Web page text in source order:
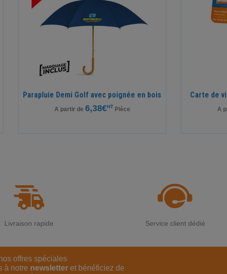
Parapluie Demi Golf avec poignée en bois
A partir de 6,38€HT Pièce
Carte de
A
Livraison rapide Service client dédié
offres spéciales
à notre newsletter et bénéficiez de